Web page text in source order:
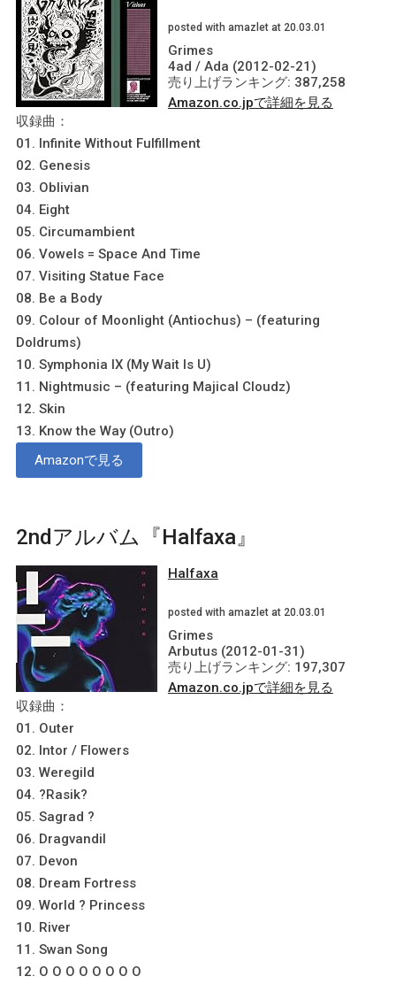
posted with amazlet at 20.03.01
Grimes
4ad / Ada (2012-02-21)
売り上げランキング: 387,258
Amazon.co.jpで詳細を見る
収録曲：
01. Infinite Without Fulfillment
02. Genesis
03. Oblivian
04. Eight
05. Circumambient
06. Vowels = Space And Time
07. Visiting Statue Face
08. Be a Body
09. Colour of Moonlight (Antiochus) – (featuring
Doldrums)
10. Symphonia IX (My Wait Is U)
11. Nightmusic – (featuring Majical Cloudz)
12. Skin
13. Know the Way (Outro)
Amazonで見る
2ndアルバム『Halfaxa』
Halfaxa
posted with amazlet at 20.03.01
Grimes
Arbutus (2012-01-31)
売り上げランキング: 197,307
Amazon.co.jpで詳細を見る
収録曲：
01. Outer
02. Intor / Flowers
03. Weregild
04. ?Rasik?
05. Sagrad ?
06. Dragvandil
07. Devon
08. Dream Fortress
09. World ? Princess
10. River
11. Swan Song
12. O O O O O O O O